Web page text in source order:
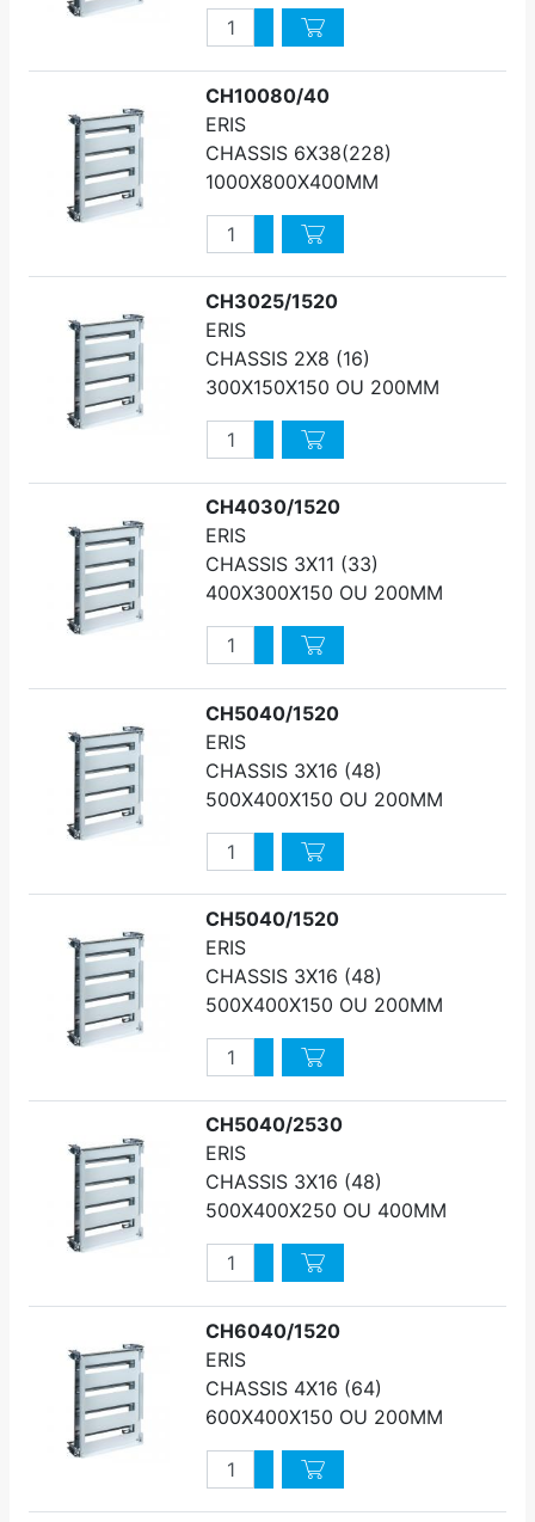
QuantitéAugmenter quantité
Diminuer quantité
CH10080/40
ERIS
CHASSIS 6X38(228)
1000X800X400MM
QuantitéAugmenter quantité
Diminuer quantité
CH3025/1520
ERIS
CHASSIS 2X8 (16)
300X150X150 OU 200MM
QuantitéAugmenter quantité
Diminuer quantité
CH4030/1520
ERIS
CHASSIS 3X11 (33)
400X300X150 OU 200MM
QuantitéAugmenter quantité
Diminuer quantité
CH5040/1520
ERIS
CHASSIS 3X16 (48)
500X400X150 OU 200MM
QuantitéAugmenter quantité
Diminuer quantité
CH5040/1520
ERIS
CHASSIS 3X16 (48)
500X400X150 OU 200MM
QuantitéAugmenter quantité
Diminuer quantité
CH5040/2530
ERIS
CHASSIS 3X16 (48)
500X400X250 OU 400MM
QuantitéAugmenter quantité
Diminuer quantité
CH6040/1520
ERIS
CHASSIS 4X16 (64)
600X400X150 OU 200MM
QuantitéAugmenter quantité
Diminuer quantité